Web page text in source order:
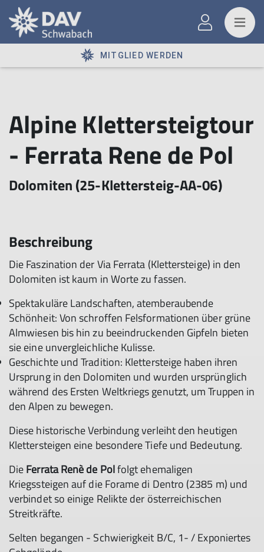
MITGLIED WERDEN
Alpine Klettersteigtour
- Ferrata Rene de Pol
Dolomiten (25-Klettersteig-AA-06)
Beschreibung
Die Faszination der Via Ferrata (Klettersteige) in den
Dolomiten ist kaum in Worte zu fassen.
Spektakuläre Landschaften, atemberaubende
Schönheit: Von schroffen Felsformationen über grüne
Almwiesen bis hin zu beeindruckenden Gipfeln bieten
sie eine unvergleichliche Kulisse.
Geschichte und Tradition: Klettersteige haben ihren
Ursprung in den Dolomiten und wurden ursprünglich
während des Ersten Weltkriegs genutzt, um Truppen in
den Alpen zu bewegen.
Diese historische Verbindung verleiht den heutigen
Klettersteigen eine besondere Tiefe und Bedeutung.
DieFerrata Renè de Polfolgt ehemaligen
Kriegssteigen auf die Forame di Dentro (2385 m) und
verbindet so einige Relikte der österreichischen
Streitkräfte.
Selten begangen - Schwierigkeit B/C, 1- / Exponiertes